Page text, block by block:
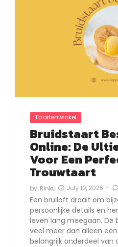
Taartenwinkel
Bruidstaart
Online: De
Voor Een
Trouwtaart
by Rinku July 10, 2026 -
Een bruiloft draait om
persoonlijke details en
leven lang meegaan. De
veel meer dan alleen
belangrijk onderdeel van